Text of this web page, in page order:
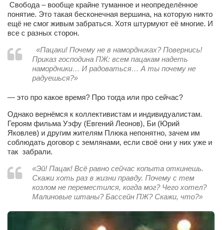
Свобода – вообще крайне туманное и неопределённое
понятие. Это такая бесконечная вершина, на которую никто
ещё не смог живым забраться. Хотя штурмуют её многие. И
все с разных сторон.
«Пацаки! Почему не в намордниках? Повернись!
Приказ господина ПЖ: всем пацакам надеть
намордники… И радоваться… А ты почему не
радуешься?»
— это про какое время? Про тогда или про сейчас?
Однако вернёмся к коллективистам и индивидуалистам.
Героям фильма Уэфу (Евгений Леонов), Би (Юрий
Яковлев) и другим жителям Плюка непонятно, зачем им
соблюдать договор с землянами, если своё они у них уже и
так забрали.
«Эй! Пацак! Всё равно сейчас копыта откинешь.
Скажи хоть раз в жизни правду. Почему с тем
козлом не переместился, когда мог? Чего хотел?
Малиновые штаны? Бассейн ПЖ? Скажи, что?»